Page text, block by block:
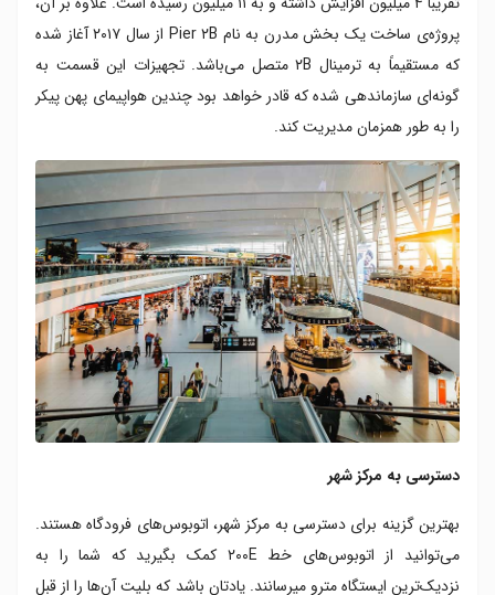
پروژه‌ی ساخت یک بخش مدرن به نام Pier ۲B از سال ۲۰۱۷ آغاز شده
که مستقیماً به ترمینال ۲B متصل می‌باشد. تجهیزات این قسمت به
گونه‌ای سازماندهی شده که قادر خواهد بود چندین هواپیمای پهن پیکر
را به طور همزمان مدیریت کند.
دسترسی به مرکز شهر
بهترین گزینه برای دسترسی به مرکز شهر، اتوبوس‌های فرودگاه هستند.
می‌توانید از اتوبوس‌های خط ۲۰۰E کمک بگیرید که شما را به
نزدیک‌ترین ایستگاه مترو می‎رسانند. یادتان باشد که بلیت آن‌ها را از قبل